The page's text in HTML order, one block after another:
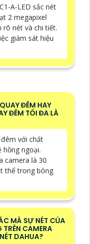
A-LED sắc nét
2 megapixel
rõ nét và chi tiết.
giám sát hiệu
ĐÊM HAY
ĐÊM TỐI ĐA LÀ
với chất
hồng ngoại.
camera là 30
thể trong bóng
MÀ SỰ NÉT CỦA
CAMERA
DAHUA?